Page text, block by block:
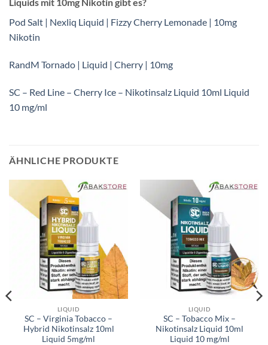
Liquids mit 10mg Nikotin gibt es?
Pod Salt | Nexliq Liquid | Fizzy Cherry Lemonade | 10mg
Nikotin
RandM Tornado | Liquid | Cherry | 10mg
SC – Red Line – Cherry Ice – Nikotinsalz Liquid 10ml Liquid
10 mg/ml
ÄHNLICHE PRODUKTE
LIQUID
SC – Virginia Tobacco –
Hybrid Nikotinsalz 10ml
Liquid 5mg/ml
LIQUID
SC – Tobacco Mix –
Nikotinsalz Liquid 10ml
Liquid 10 mg/ml